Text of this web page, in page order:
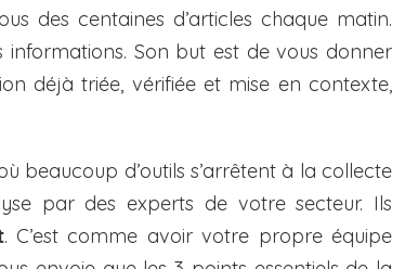
des centaines d’articles chaque matin.
informations. Son but est de vous donner
déjà triée, vérifiée et mise en contexte,
beaucoup d’outils s’arrêtent à la collecte
par des experts de votre secteur. Ils
. C’est comme avoir votre propre équipe